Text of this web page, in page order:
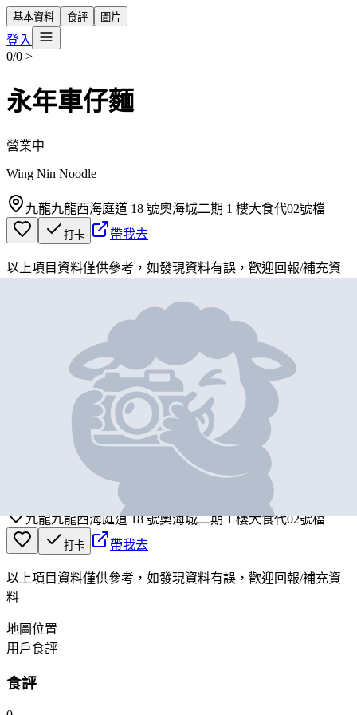
基本資料 食評 圖片
登入
0/0 >
永年車仔麵
營業中
Wing Nin Noodle
九龍九龍西海庭道 18 號奧海城二期 1 樓大食代02號檔
打卡 帶我去
以上項目資料僅供參考，如發現資料有誤，歡迎回報/補充資
永年車仔麵
九龍九龍西海庭道 18 號奧海城二期 1 樓大食代02號檔
打卡 帶我去
以上項目資料僅供參考，如發現資料有誤，歡迎回報/補充資
料
地圖位置
用戶食評
食評